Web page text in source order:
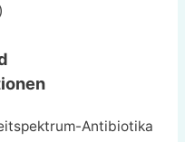
)
Antibiotika